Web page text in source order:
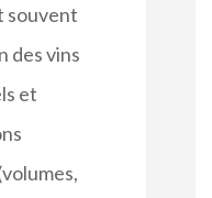
souvent
des vins
et